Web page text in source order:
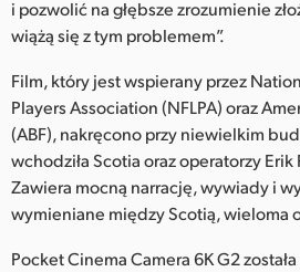
i pozwolić na głębsze zrozumienie
wiążą się z tym problemem”.
Film, który jest wspierany przez
Players Association (NFLPA) oraz
(ABF), nakręcono przy niewielkim
wchodziła Scotia oraz operatorzy Erik
Zawiera mocną narrację, wywiady i
wymieniane między Scotią, wieloma
Pocket Cinema Camera 6K G2